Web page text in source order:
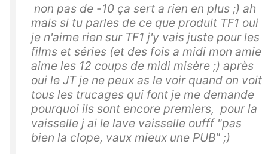
non pas de -10 ça sert a rien en plus ;) ah
mais si tu parles de ce que produit TF1 oui
je n'aime rien sur TF1 j'y vais juste pour les
films et séries (et des fois a midi mon amie
aime les 12 coups de midi misère ;) après
oui le JT je ne peux as le voir quand on voit
tous les trucages qui font je me demande
pourquoi ils sont encore premiers, pour la
vaisselle j ai le lave vaisselle oufff "pas
bien la clope, vaux mieux une PUB" ;)